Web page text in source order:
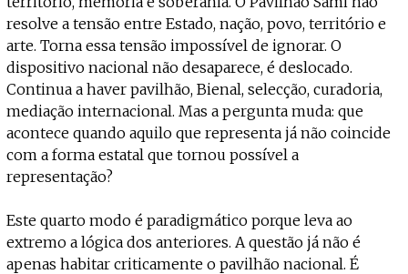
resolve a tensão entre Estado, nação, povo, território e
arte. Torna essa tensão impossível de ignorar. O
dispositivo nacional não desaparece, é deslocado.
Continua a haver pavilhão, Bienal, selecção, curadoria,
mediação internacional. Mas a pergunta muda: que
acontece quando aquilo que representa já não coincide
com a forma estatal que tornou possível a
representação?
Este quarto modo é paradigmático porque leva ao
extremo a lógica dos anteriores. A questão já não é
apenas habitar criticamente o pavilhão nacional. É